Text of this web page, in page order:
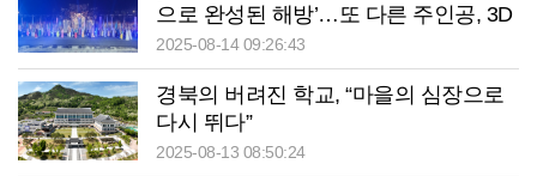
으로 완성된 해방’…또 다른 주인공, 3D
비디오 매핑
2025-08-14 09:26:43
경북의 버려진 학교, “마을의 심장으로
다시 뛰다”
2025-08-13 08:50:24